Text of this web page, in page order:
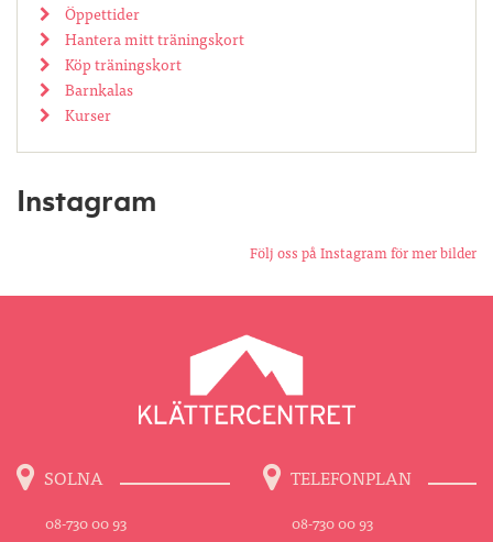
Öppettider
Hantera mitt träningskort
Köp träningskort
Barnkalas
Kurser
Instagram
Följ oss på Instagram för mer bilder
SOLNA
08-730 00 93
TELEFONPLAN
08-730 00 93